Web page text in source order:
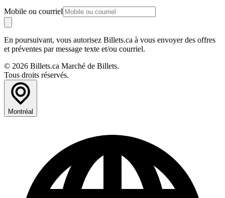
Mobile ou courriel
En poursuivant, vous autorisez Billets.ca à vous envoyer des offres
et préventes par message texte et/ou courriel.
© 2026 Billets.ca Marché de Billets.
Tous droits réservés.
Montréal